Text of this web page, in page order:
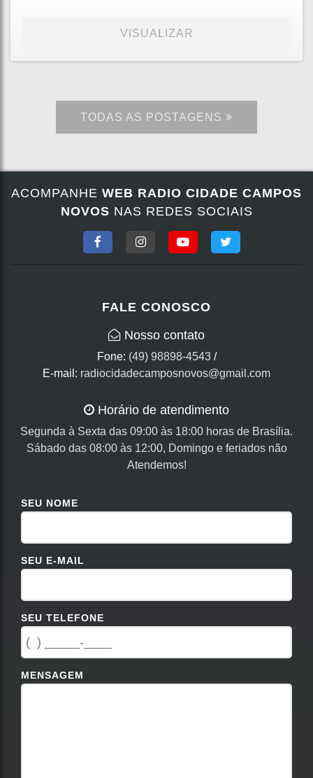
VISUALIZAR
TODAS AS POSTAGENS
ACOMPANHE WEB RADIO CIDADE CAMPOS
NOVOS NAS REDES SOCIAIS
FALE CONOSCO
Nosso contato
Fone: (49) 98898-4543/
E-mail: radiocidadecamposnovos@gmail.com
Horário de atendimento
Segunda à Sexta das 09:00 às 18:00 horas de Brasília.
Sábado das 08:00 às 12:00, Domingo e feriados não
Atendemos!
SEU NOME
SEU E-MAIL
SEU TELEFONE
MENSAGEM